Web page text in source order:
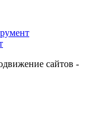
сайтов -